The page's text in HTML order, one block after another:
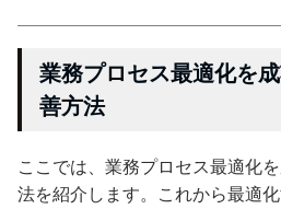
業務プロセス最適化を
善方法
ここでは、業務プロセス最適化
法を紹介します。これから最適